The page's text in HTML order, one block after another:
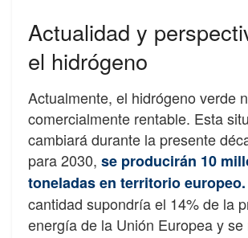
Actualidad y
el hidrógeno
Actualmente, el hidrógeno verde
comercialmente rentable. Esta
cambiará durante la presente
para 2030, se producirán 10
toneladas en territorio europeo.
cantidad supondría el 14% de la
energía de la Unión Europea y